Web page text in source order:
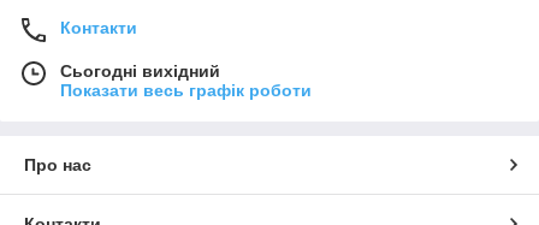
Контакти
Сьогодні вихідний
Показати весь графік роботи
Про нас